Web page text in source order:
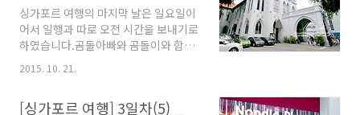
싱가포르 여행의 마지막 날은 일요일이
어서 일행과 따로 오전 시간을 보내기로
하였습니다.곰돌아빠와 곰돌이와 함께
성당에서 미사 드리고 점심때 쯤 리틀
인디아에서 다시 만나기로 했어요...싱
트앤드류 성당이 가장 큰 성당인데 공사
2015. 10. 21.
[싱가포르 여행] 3일차(5) _